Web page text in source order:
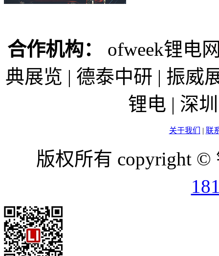
合作机构：
ofweek锂电
典展览 | 德泰中研 | 振威
锂电 | 深
关于我们 | 联
版权所有 copyright